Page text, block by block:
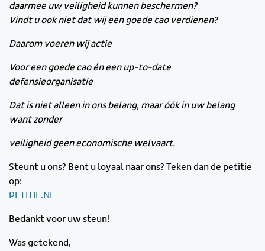
daarmee uw veiligheid kunnen beschermen?
Vindt u ook niet dat wij een goede cao verdienen?
Daarom voeren wij actie
Voor een goede cao én een up-to-date
defensieorganisatie
Dat is niet alleen in ons belang, maar óók in uw belang
want zonder
veiligheid geen economische welvaart.
Steunt u ons? Bent u loyaal naar ons? Teken dan de petitie
op:
PETITIE.NL
Bedankt voor uw steun!
Was getekend,